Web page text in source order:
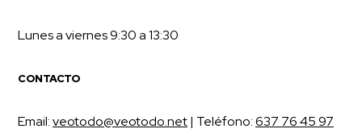
Lunes a viernes 9:30 a 13:30
CONTACTO
Email:veotodo@veotodo.net| Teléfono:637 76 45 97